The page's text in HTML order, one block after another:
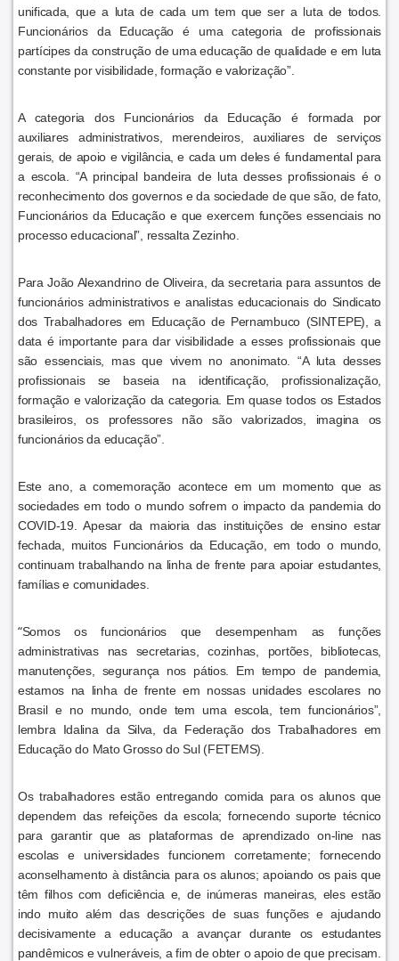
unificada, que a luta de cada um tem que ser a luta de todos.
Funcionários da Educação é uma categoria de profissionais
partícipes da construção de uma educação de qualidade e em luta
constante por visibilidade, formação e valorização”.
A categoria dos Funcionários da Educação é formada por
auxiliares administrativos, merendeiros, auxiliares de serviços
gerais, de apoio e vigilância, e cada um deles é fundamental para
a escola. “A principal bandeira de luta desses profissionais é o
reconhecimento dos governos e da sociedade de que são, de fato,
Funcionários da Educação e que exercem funções essenciais no
processo educacional”, ressalta Zezinho.
Para João Alexandrino de Oliveira, da secretaria para assuntos de
funcionários administrativos e analistas educacionais do Sindicato
dos Trabalhadores em Educação de Pernambuco (SINTEPE), a
data é importante para dar visibilidade a esses profissionais que
são essenciais, mas que vivem no anonimato. “A luta desses
profissionais se baseia na identificação, profissionalização,
formação e valorização da categoria. Em quase todos os Estados
brasileiros, os professores não são valorizados, imagina os
funcionários da educação”.
Este ano, a comemoração acontece em um momento que as
sociedades em todo o mundo sofrem o impacto da pandemia do
COVID-19. Apesar da maioria das instituições de ensino estar
fechada, muitos Funcionários da Educação, em todo o mundo,
continuam trabalhando na linha de frente para apoiar estudantes,
famílias e comunidades.
“Somos os funcionários que desempenham as funções
administrativas nas secretarias, cozinhas, portões, bibliotecas,
manutenções, segurança nos pátios. Em tempo de pandemia,
estamos na linha de frente em nossas unidades escolares no
Brasil e no mundo, onde tem uma escola, tem funcionários”,
lembra Idalina da Silva, da Federação dos Trabalhadores em
Educação do Mato Grosso do Sul (FETEMS).
Os trabalhadores estão entregando comida para os alunos que
dependem das refeições da escola; fornecendo suporte técnico
para garantir que as plataformas de aprendizado on-line nas
escolas e universidades funcionem corretamente; fornecendo
aconselhamento à distância para os alunos; apoiando os pais que
têm filhos com deficiência e, de inúmeras maneiras, eles estão
indo muito além das descrições de suas funções e ajudando
decisivamente a educação a avançar durante os estudantes
pandêmicos e vulneráveis, a fim de obter o apoio de que precisam.